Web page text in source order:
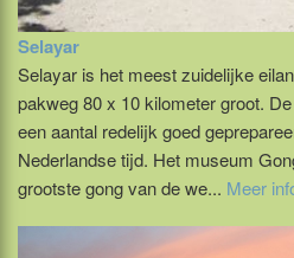
Selayar
Selayar is het meest zuidelijke
pakweg 80 x 10 kilometer groot.
een aantal redelijk goed
Nederlandse tijd. Het museum
grootste gong van de we... Meer